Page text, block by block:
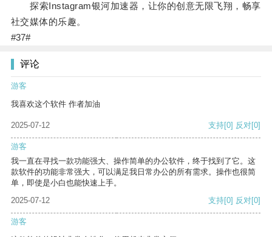
探索Instagram银河加速器，让你的创意无限飞翔，畅享
社交媒体的乐趣。
#37#
评论
游客
我喜欢这个软件 作者加油
2025-07-12 支持[0] 反对[0]
游客
我一直在寻找一款功能强大、操作简单的办公软件，终于找到了它。这
款软件的功能非常强大，可以满足我日常办公的所有需求。操作也很简
单，即使是小白也能快速上手。
2025-07-12
支持[0] 反对[0]
游客